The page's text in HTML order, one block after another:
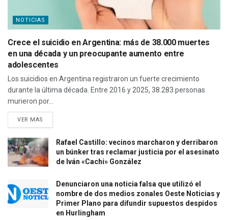
NOTICIAS
Crece el suicidio en Argentina: más de 38.000 muertes
en una década y un preocupante aumento entre
adolescentes
Los suicidios en Argentina registraron un fuerte crecimiento
durante la última década. Entre 2016 y 2025, 38.283 personas
murieron por...
VER MAS
Rafael Castillo: vecinos marcharon y derribaron
un búnker tras reclamar justicia por el asesinato
de Iván «Cachi» González
Denunciaron una noticia falsa que utilizó el
nombre de dos medios zonales Oeste Noticias y
Primer Plano para difundir supuestos despidos
en Hurlingham